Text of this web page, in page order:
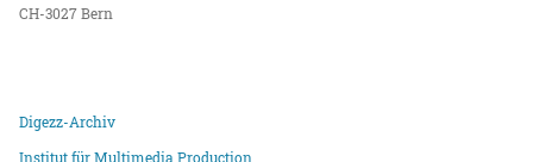
CH-3027 Bern
Digezz-Archiv
Institut für Multimedia Production